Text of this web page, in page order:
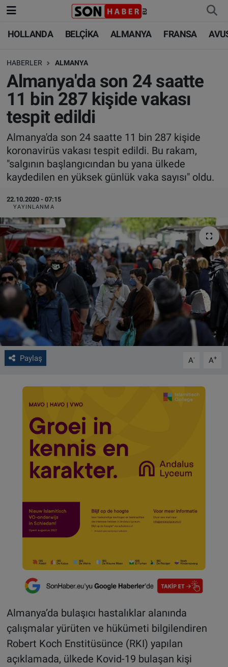
HOLLANDA BELÇİKA ALMANYA FRANSA
HABERLER ALMANYA
Almanya'da son 24 saatte
11 bin 287 kişide vakası
tespit edildi
Almanya'da son 24 saatte 11 bin 287 kişide
koronavirüs vakası tespit edildi. Bu rakam,
"salgının başlangıcından bu yana ülkede
kaydedilen en yüksek günlük vaka sayısı" oldu.
22.10.2020 - 07:15
YAYINLANMA
Paylaş A- A+
Almanya’da bulaşıcı hastalıklar alanında
çalışmalar yürüten ve hükümeti bilgilendiren
Robert Koch Enstitüsünce (RKI) yapılan
açıklamada, ülkede Kovid-19 bulaşan kişi
HOLLANDA
BELÇİKA
ALMANYA
FRANSA
AVUSTURYA
SAĞLIK - YAŞAM
BİLİM-TEKNOLOJİ
HOLLANDA
BELÇİKA
ALMANYA
TÜRKİYE
DÜNYA
BİLİM-TEKNOLOJİ
SAĞLIK
FOTO GALERİ
VIDEO GALERİ
ALGEMENE VOORWAARDEN
CONTACT
Çerez Politikası
Nöbetçi Eczaneler
Hava Durumu
Trafik Durumu
Süper Lig Puan Durumu ve Fikstür
Tüm Manşetler
Son Dakika Haberleri
Haber Arşivi